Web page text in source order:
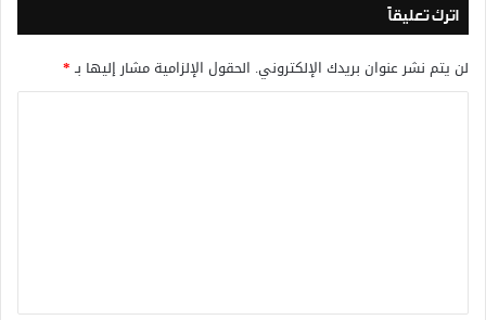
اترك تعليقاً
لن يتم نشر عنوان بريدك الإلكتروني. الحقول الإلزامية مشار إليها بـ*